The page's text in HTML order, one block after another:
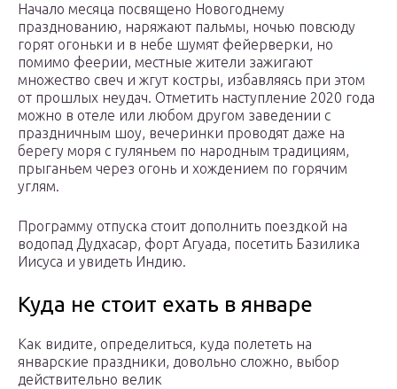
Начало месяца посвящено Новогоднему
празднованию, наряжают пальмы, ночью повсюду
горят огоньки и в небе шумят фейерверки, но
помимо феерии, местные жители зажигают
множество свеч и жгут костры, избавляясь при этом
от прошлых неудач. Отметить наступление 2020 года
можно в отеле или любом другом заведении с
праздничным шоу, вечеринки проводят даже на
берегу моря с гуляньем по народным традициям,
прыганьем через огонь и хождением по горячим
углям.
Программу отпуска стоит дополнить поездкой на
водопад Дудхасар, форт Агуада, посетить Базилика
Иисуса и увидеть Индию.
Куда не стоит ехать в январе
Как видите, определиться, куда полететь на
январские праздники, довольно сложно, выбор
действительно велик